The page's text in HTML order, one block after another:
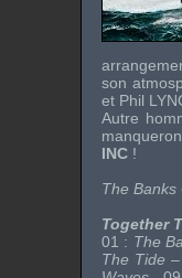
son
et Phil
Autre
INC !
The Banks
Together
01 : The
The Tide